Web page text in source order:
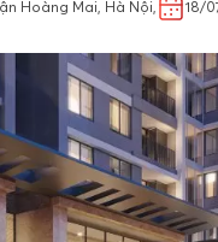
Hoàng Mai, Hà Nội, 18/